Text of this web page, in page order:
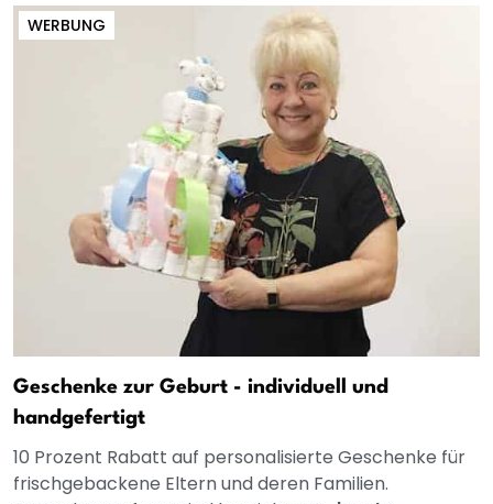
WERBUNG
Geschenke zur Geburt - individuell und
handgefertigt
10 Prozent Rabatt auf personalisierte Geschenke für
frischgebackene Eltern und deren Familien.